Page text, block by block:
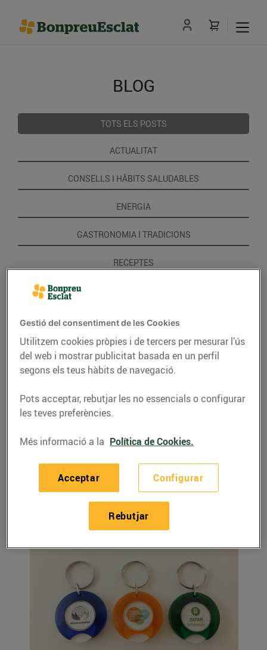
BLOG
TOTS ELS POSTS
ACTUALITAT
CONSELLS I HÀBITS SALUDABLES
ENERGIA
GASTRONOMIA I TRADICIONS
RECEPTES
ACTUALITAT
Obre la porta a un món
millor
10/de gener/2017
Gestió del consentiment de les Cookies
Utilitzem cookies pròpies i de tercers per mesurar l’ús
del web i mostrar publicitat basada en un perfil
segons els teus hàbits de navegació.
Pots acceptar, rebutjar les no essencials o configurar
les teves preferències.
Més informació a la Política de Cookies.
Configurar
Rebutjar
Acceptar